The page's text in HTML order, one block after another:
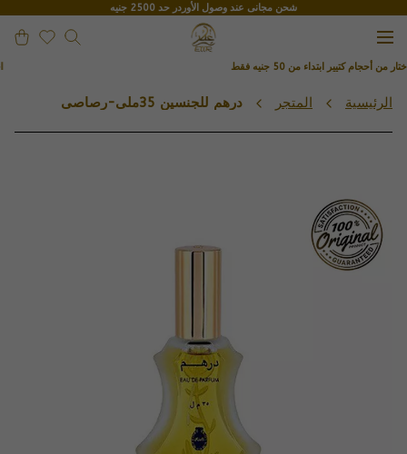
شحن مجانى عند وصول الأوردر حد 2500 جنيه
من أحجام كتيير ابتداء من 50 جنيه فقط
الرئيسية المتجر درهم للجنسين 35ملى-رصاصى